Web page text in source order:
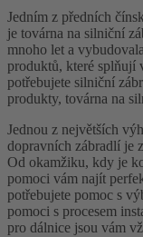
Jedním z předních
je továrna na silniční
mnoho let a
produktů, které splňují
potřebujete silniční
produkty, továrna na
Jednou z největších
dopravních zábradlí je
Od okamžiku, kdy je
pomoci vám najít
potřebujete pomoc s
pomoci s procesem
pro dálnice jsou vám